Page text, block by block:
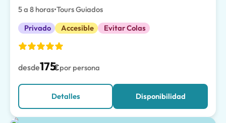
5 a 8 horas•Tours Guiados
Privado
Accesible Evitar Colas
desde175€por persona
Detalles Disponibilidad